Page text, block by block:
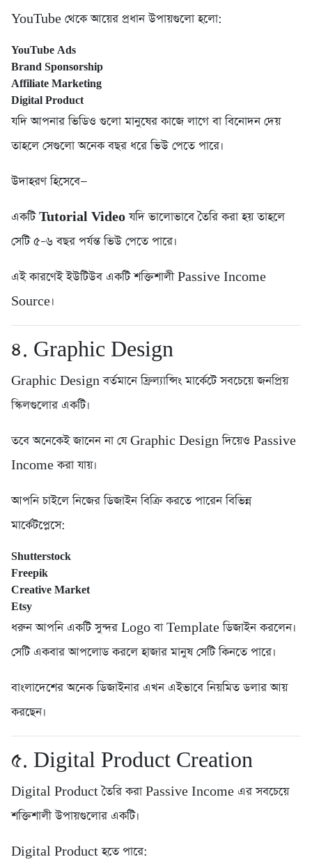
YouTube থেকে আয়ের প্রধান উপায়গুলো হলো:
YouTube Ads
Brand Sponsorship
Affiliate Marketing
Digital Product
যদি আপনার ভিডিও গুলো মানুষের কাজে লাগে বা বিনোদন দেয়
তাহলে সেগুলো অনেক বছর ধরে ভিউ পেতে পারে।
উদাহরণ হিসেবে—
একটিTutorial Videoযদি ভালোভাবে তৈরি করা হয় তাহলে
সেটি ৫–৬ বছর পর্যন্ত ভিউ পেতে পারে।
এই কারণেই ইউটিউব একটি শক্তিশালী Passive Income
Source।
৪. Graphic Design
Graphic Design বর্তমানে ফ্রিল্যান্সিং মার্কেটে সবচেয়ে জনপ্রিয়
স্কিলগুলোর একটি।
তবে অনেকেই জানেন না যে Graphic Design দিয়েও Passive
Income করা যায়।
আপনি চাইলে নিজের ডিজাইন বিক্রি করতে পারেন বিভিন্ন
মার্কেটপ্লেসে:
Shutterstock
Freepik
Creative Market
Etsy
ধরুন আপনি একটি সুন্দর Logo বা Template ডিজাইন করলেন।
সেটি একবার আপলোড করলে হাজার মানুষ সেটি কিনতে পারে।
বাংলাদেশের অনেক ডিজাইনার এখন এইভাবে নিয়মিত ডলার আয়
করছেন।
৫. Digital Product Creation
Digital Product তৈরি করা Passive Income এর সবচেয়ে
শক্তিশালী উপায়গুলোর একটি।
Digital Product হতে পারে: